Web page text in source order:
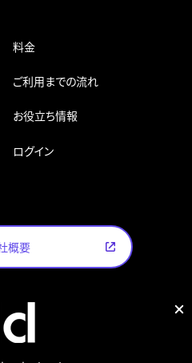
料金
ご利用までの流れ
お役立ち情報
ログイン
概要